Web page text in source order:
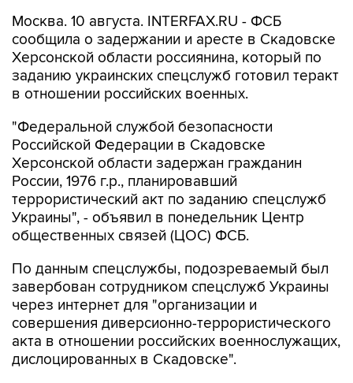
Москва. 10 августа. INTERFAX.RU - ФСБ
сообщила о задержании и аресте в Скадовске
Херсонской области россиянина, который по
заданию украинских спецслужб готовил теракт
в отношении российских военных.
"Федеральной службой безопасности
Российской Федерации в Скадовске
Херсонской области задержан гражданин
России, 1976 г.р., планировавший
террористический акт по заданию спецслужб
Украины", - объявил в понедельник Центр
общественных связей (ЦОС) ФСБ.
По данным спецслужбы, подозреваемый был
завербован сотрудником спецслужб Украины
через интернет для "организации и
совершения диверсионно-террористического
акта в отношении российских военнослужащих,
дислоцированных в Скадовске".